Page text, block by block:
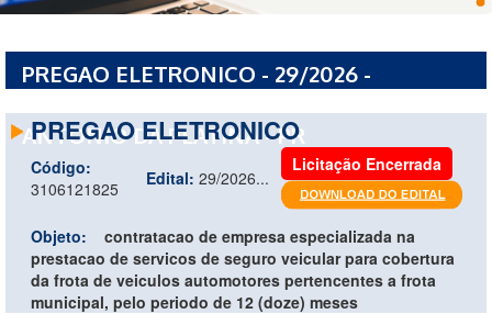
PREGAO ELETRONICO - 29/2026 -
ANTONIO DA PLATINA - PR
PREGAO ELETRONICO
Código:
3106121825
Edital: 29/2026...
Licitação Encerrada
Objeto:
contratacao de empresa especializada na
prestacao de servicos de seguro veicular para cobertura
da frota de veiculos automotores pertencentes a frota
municipal, pelo periodo de 12 (doze) meses